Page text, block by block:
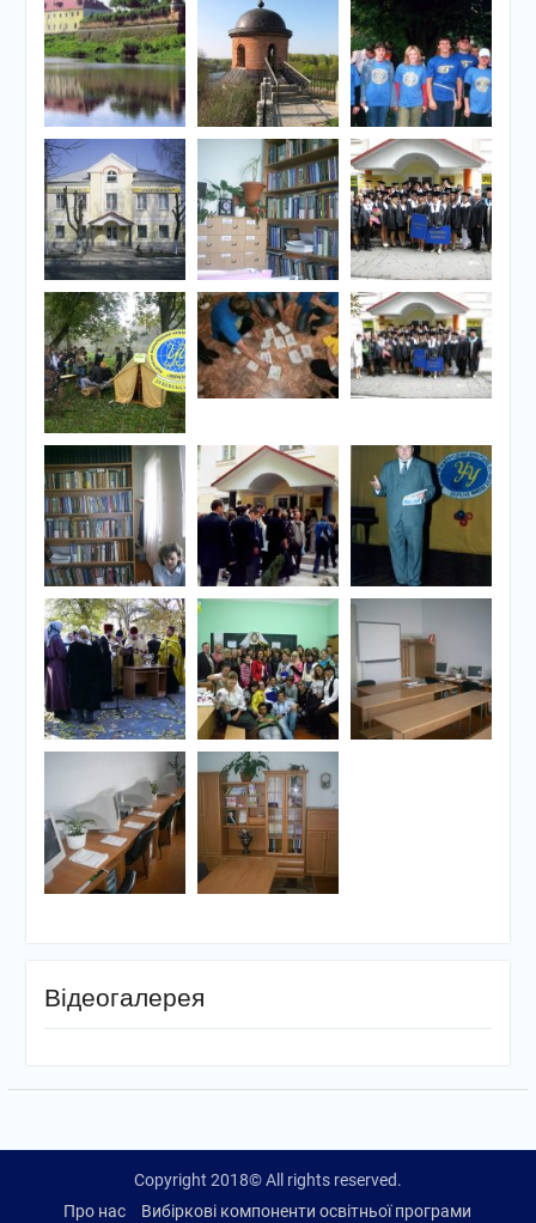
Відеогалерея
Copyright 2018© All rights reserved.
Про нас
Вибіркові компоненти освітньої програми